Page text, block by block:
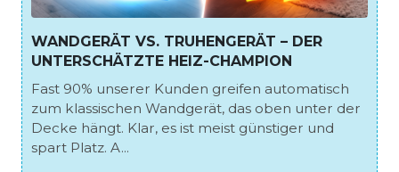
WANDGERÄT VS. TRUHENGERÄT – DER
UNTERSCHÄTZTE HEIZ-CHAMPION
Fast 90% unserer Kunden greifen automatisch
zum klassischen Wandgerät, das oben unter der
Decke hängt. Klar, es ist meist günstiger und
spart Platz. A...